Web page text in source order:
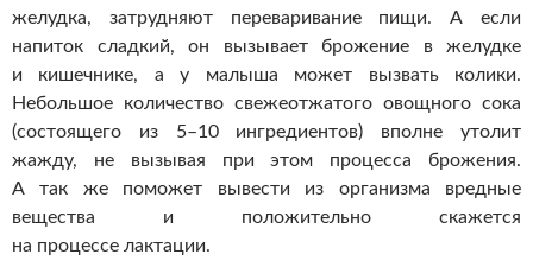
желудка, затрудняют переваривание пищи. А если
напиток сладкий, он вызывает брожение в желудке
и кишечнике, а у малыша может вызвать колики.
Небольшое количество свежеотжатого овощного сока
(состоящего из 5–10 ингредиентов) вполне утолит
жажду, не вызывая при этом процесса брожения.
А так же поможет вывести из организма вредные
вещества и положительно скажется
на процессе лактации.